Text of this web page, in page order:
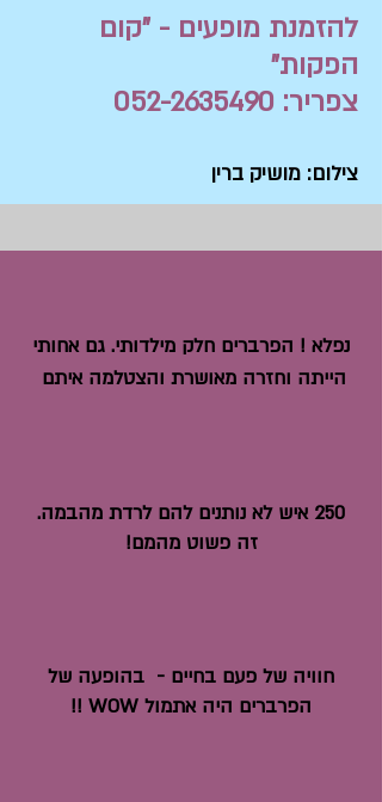
להזמנת מופעים - "קום
הפקות"
צפריר: 052-2635490
צילום: מושיק ברין
נפלא ! הפרברים חלק מילדותי. גם אחותי
הייתה וחזרה מאושרת והצטלמה איתם
250 איש לא נותנים להם לרדת מהבמה.
זה פשוט מהמם!
חוויה של פעם בחיים - בהופעה של
הפרברים היה אתמול WOW !!